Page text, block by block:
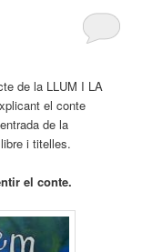
de la LLUM I LA
el conte
de la
i titelles.
el conte.